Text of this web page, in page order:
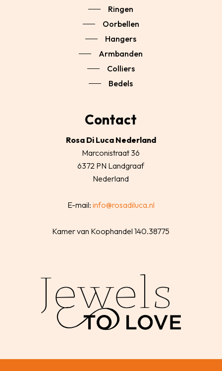
Ringen
Oorbellen
Hangers
Armbanden
Colliers
Bedels
Contact
Rosa Di Luca Nederland
Marconistraat 36
6372 PN Landgraaf
Nederland
E-mail: info@rosadiluca.nl
Kamer van Koophandel 140.38775